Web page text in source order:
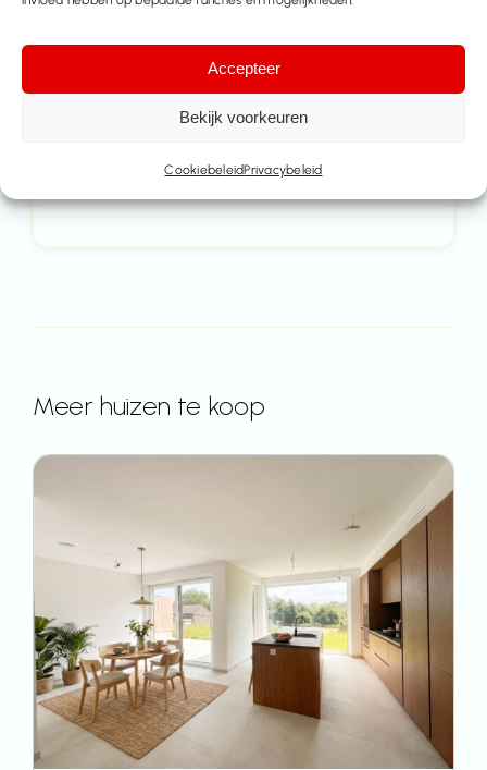
Accepteer
Bekijk voorkeuren
CookiebeleidPrivacybeleid
Contacteer ons
Deel dit pand
Meer huizen te koop